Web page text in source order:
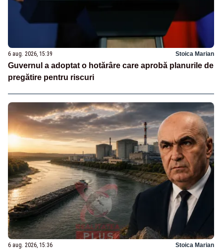
6 aug. 2026, 15:39 Stoica Marian
Guvernul a adoptat o hotărâre care aprobă planurile de
pregătire pentru riscuri
6 aug. 2026, 15:36 Stoica Marian